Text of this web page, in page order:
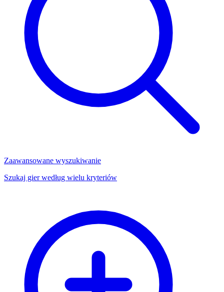
Zaawansowane wyszukiwanie
Szukaj gier według wielu kryteriów